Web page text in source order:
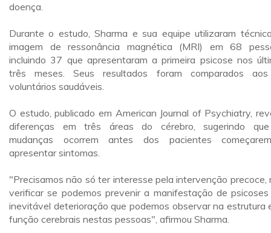
doença.
Durante o estudo, Sharma e sua equipe utilizaram
imagem de ressonância magnética (MRI) em 68
incluindo 37 que apresentaram a primeira psicose nos
três meses. Seus resultados foram comparados
voluntários saudáveis.
O estudo, publicado em American Journal of Psychiatry,
diferenças em três áreas do cérebro, sugerindo
mudanças ocorrem antes dos pacientes
apresentar sintomas.
"Precisamos não só ter interesse pela intervenção precoce,
verificar se podemos prevenir a manifestação de
inevitável deterioração que podemos observar na estrutura
função cerebrais nestas pessoas", afirmou Sharma.